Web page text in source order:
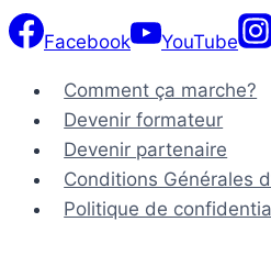
Facebook YouTube
Comment ça marche?
Devenir formateur
Devenir partenaire
Conditions Générales
Politique de